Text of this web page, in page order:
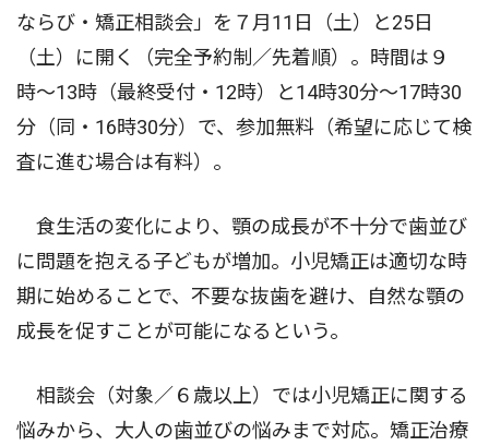
ならび・矯正相談会」を７月11日（土）と25日
（土）に開く（完全予約制／先着順）。時間は９
時〜13時（最終受付・12時）と14時30分〜17時30
分（同・16時30分）で、参加無料（希望に応じて検
査に進む場合は有料）。
食生活の変化により、顎の成長が不十分で歯並び
に問題を抱える子どもが増加。小児矯正は適切な時
期に始めることで、不要な抜歯を避け、自然な顎の
成長を促すことが可能になるという。
相談会（対象／６歳以上）では小児矯正に関する
悩みから、大人の歯並びの悩みまで対応。矯正治療